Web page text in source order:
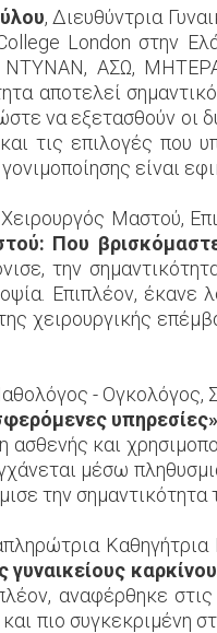
, Διευθύντρια
London στην
ΝΤΥΝΑΝ, ΑΣΩ,
αποτελεί
να εξετασθούν οι
τις επιλογές που
είναι
Μαστού,
Που
την
Επιπλέον, έκανε
χειρουργικής
- Ογκολόγος,
υπηρεσίες»
ασθενής και
μέσω
την σημαντικότητα
αναφέρθηκε
πιο συγκεκριμένη